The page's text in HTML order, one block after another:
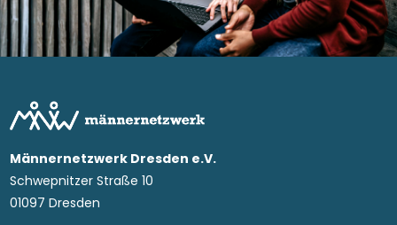
Männernetzwerk Dresden e.V.
Schwepnitzer Straße 10
01097 Dresden